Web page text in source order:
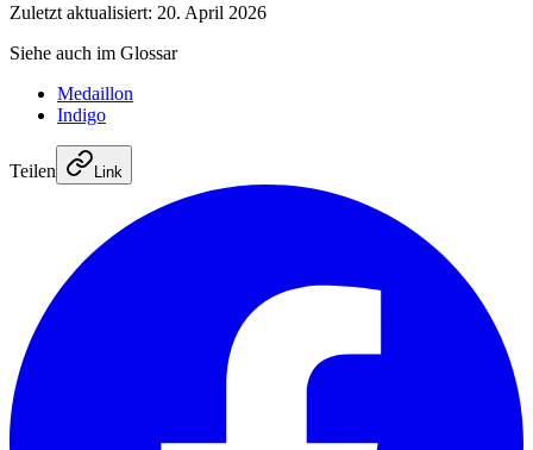
Zuletzt aktualisiert: 20. April 2026
Siehe auch im Glossar
Medaillon
Indigo
Teilen Link